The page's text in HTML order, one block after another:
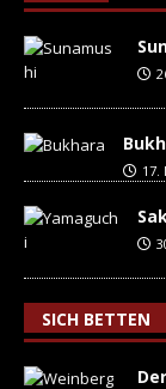
17.
SICH BETTEN